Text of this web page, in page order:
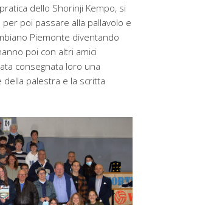
dello Shorinji Kempo, si
poi passare alla pallavolo e
Piemonte diventando
poi con altri amici
consegnata loro una
palestra e la scritta